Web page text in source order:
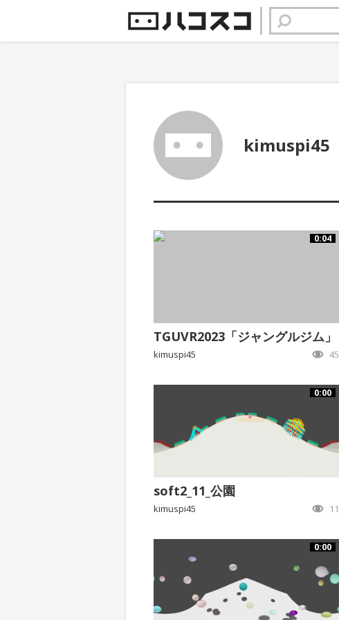
kimuspi45
0:04
TGUVR2023「ジャングルジム」
kimuspi45 45
0:00
soft2_11_公園
kimuspi45 11
0:00